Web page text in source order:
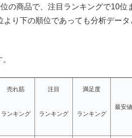
の商品で、注目ランキングで10位
り下の順位であっても分析データ
売れ筋
ランキング
注目
ランキング
満足度
ランキング
最安